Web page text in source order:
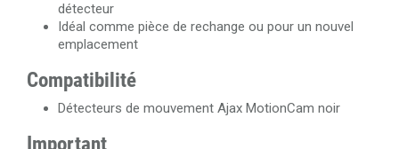
détecteur
Idéal comme pièce de rechange ou pour un nouvel
emplacement
Compatibilité
Détecteurs de mouvement Ajax MotionCam noir
Important